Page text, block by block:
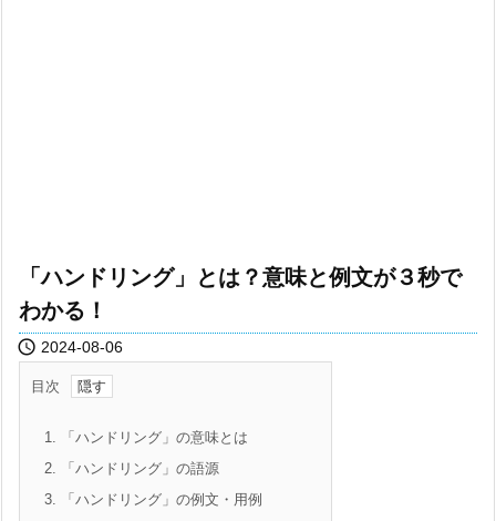
「ハンドリング」とは？意味と例文が３秒で
わかる！
 2024-08-06
目次
1. 「ハンドリング」の意味とは
2. 「ハンドリング」の語源
3. 「ハンドリング」の例文・用例